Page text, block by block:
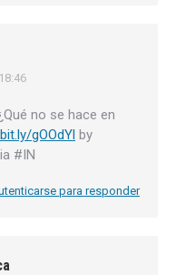
no se hace en
gOOdYl by
#IN
para responder